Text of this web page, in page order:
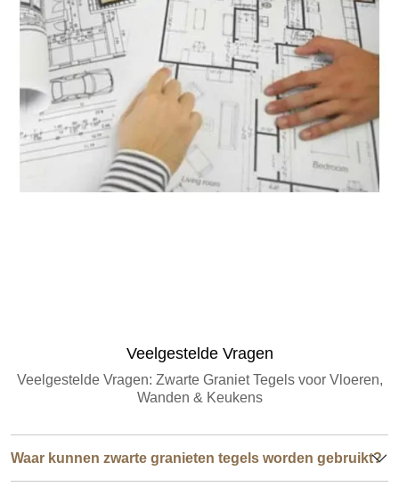
Veelgestelde Vragen
Veelgestelde Vragen: Zwarte Graniet Tegels voor Vloeren,
Wanden & Keukens
Waar kunnen zwarte granieten tegels worden gebruikt?